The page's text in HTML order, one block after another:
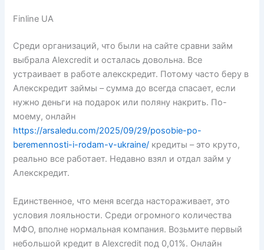
Finline UA
Среди организаций, что были на сайте сравни займ
выбрала Аlexcredit и осталась довольна. Все
устраивает в работе алекскредит. Потому часто беру в
Алекскредит займы – сумма до всегда спасает, если
нужно деньги на подарок или поляну накрить. По-
моему, онлайн
https://arsaledu.com/2025/09/29/posobie-po-
beremennosti-i-rodam-v-ukraine/ кредиты – это круто,
реально все работает. Недавно взял и отдал займ у
Алекскредит.
Единственное, что меня всегда настораживает, это
условия лояльности. Среди огромного количества
МФО, вполне нормальная компания. Возьмите первый
небольшой кредит в Alexcredit под 0,01%. Онлайн